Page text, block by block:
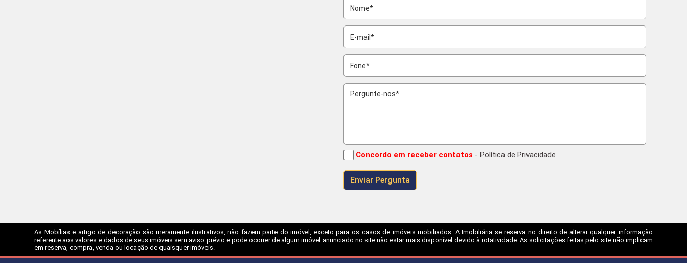
Concordo em receber contatos - Política de Privacidade
As Mobílias e artigo de decoração são meramente ilustrativos, não fazem parte do imóvel, exceto para os casos de imóveis mobiliados. A Imobiliária se reserva no direito de alterar qualquer informação
referente aos valores e dados de seus imóveis sem aviso prévio e pode ocorrer de algum imóvel anunciado no site não estar mais disponível devido à rotatividade. As solicitações feitas pelo site não implicam
em reserva, compra, venda ou locação de quaisquer imóveis.